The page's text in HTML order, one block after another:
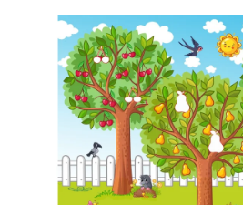
produktu
je
0,0
z
5
hviezdičiek.